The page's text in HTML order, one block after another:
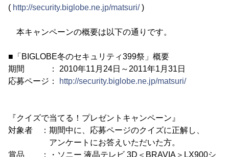
( http://security.biglobe.ne.jp/matsuri/)
本キャンペーンの概要は以下の通りです。
■「BIGLOBE冬のセキュリティ399祭」概要
期間 ： 2010年11月24日～2011年1月31日
応募ページ：
http://security.biglobe.ne.jp/matsuri/
『クイズで当てる！プレゼントキャンペーン』
対象者 ：期間中に、応募ページのクイズに正解し、
アンケートにお答えいただいた方。
賞品 ：・ソニー 液晶テレビ 3D＜BRAVIA＞LX900シ